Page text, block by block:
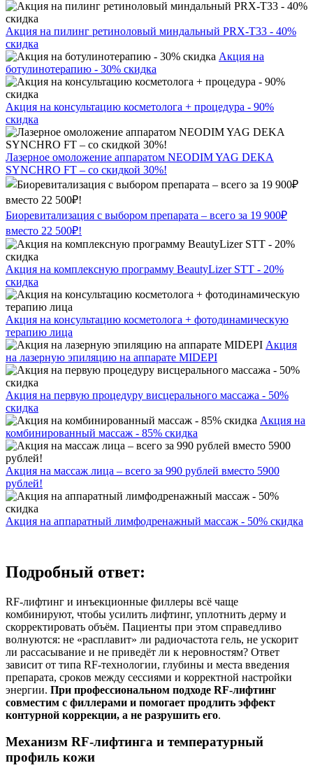
Акция на пилинг ретиноловый миндальный PRX-T33 - 40%
скидка
Акция на
ботулинотерапию - 30% скидка
Акция на консультацию косметолога + процедура - 90%
скидка
Лазерное омоложение аппаратом NEODIM YAG DEKA
SYNCHRO FT – со скидкой 30%!
Биоревитализация с выбором препарата – всего за 19 900₽
вместо 22 500₽!
Акция на комплексную программу BeautyLizer STT - 20%
скидка
Акция на консультацию косметолога + фотодинамическую
терапию лица
Акция
на лазерную эпиляцию на аппарате MIDEPI
Акция на первую процедуру висцерального массажа - 50%
скидка
Акция на
комбинированный массаж - 85% скидка
Акция на массаж лица – всего за 990 рублей вместо 5900
рублей!
Акция на аппаратный лимфодренажный массаж - 50% скидка
Подробный ответ:
RF‑лифтинг и инъекционные филлеры всё чаще
комбинируют, чтобы усилить лифтинг, уплотнить дерму и
скорректировать объём. Пациенты при этом справедливо
волнуются: не «расплавит» ли радиочастота гель, не ускорит
ли рассасывание и не приведёт ли к неровностям? Ответ
зависит от типа RF‑технологии, глубины и места введения
препарата, сроков между сессиями и корректной настройки
энергии. При профессиональном подходе RF‑лифтинг
совместим с филлерами и помогает продлить эффект
контурной коррекции, а не разрушить его.
Механизм RF‑лифтинга и температурный
профиль кожи